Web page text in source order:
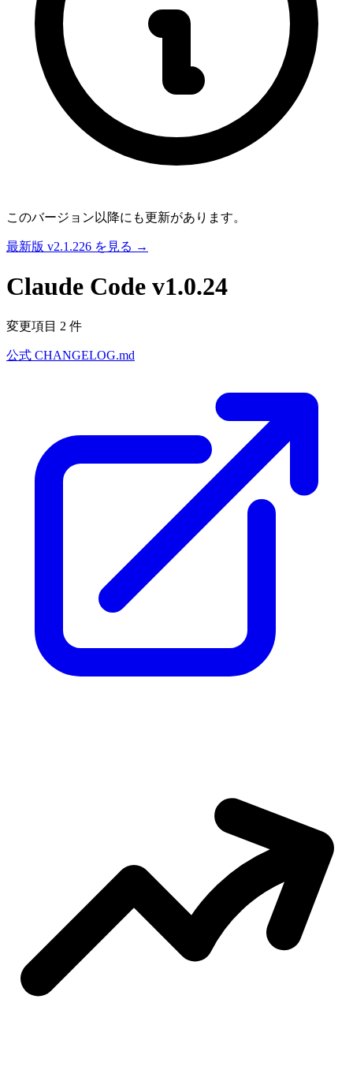
このバージョン以降にも更新があります。
最新版 v2.1.226 を見る →
Claude Code v1.0.24
変更項目 2 件
公式 CHANGELOG.md